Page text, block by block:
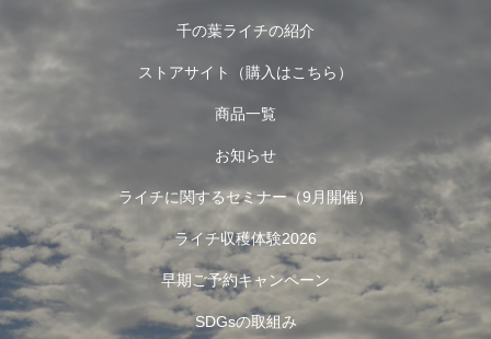
千の葉ライチの紹介
ストアサイト（購入はこちら）
商品一覧
お知らせ
ライチに関するセミナー（9月開催）
ライチ収穫体験2026
早期ご予約キャンペーン
SDGsの取組み